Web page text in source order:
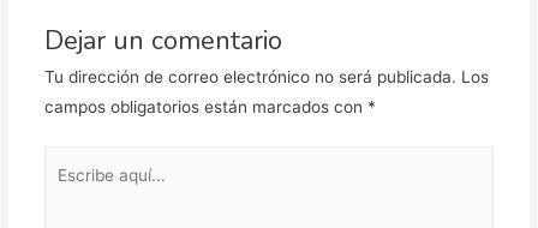
Dejar un comentario
Tu dirección de correo electrónico no será publicada. Los
campos obligatorios están marcados con *